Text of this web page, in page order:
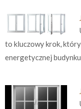
to kluczowy krok,
energetycznej